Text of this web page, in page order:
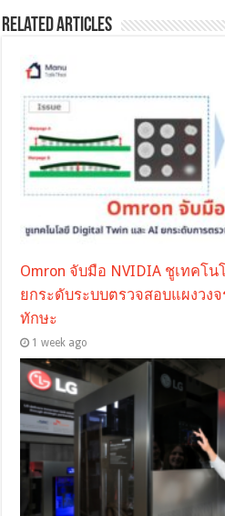
Related Articles
Omron จับมือ NVIDIA ชูเทคโน
ยกระดับระบบตรวจสอบแผงว
ทักษะ
1 week ago